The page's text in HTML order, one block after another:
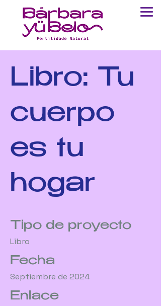
Libro: Tu
cuerpo
es tu
hogar
Tipo de proyecto
Libro
Fecha
Septiembre de 2024
Enlace